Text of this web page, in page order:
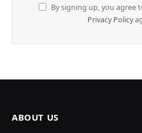
By signing up, you agree
Privacy Policy
ABOUT US